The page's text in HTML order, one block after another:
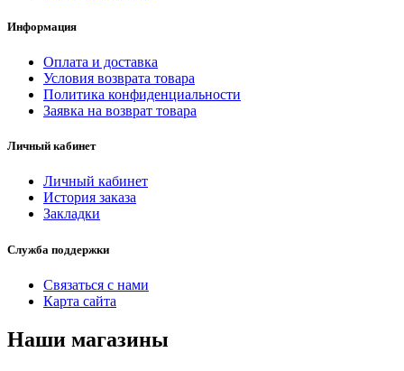
Информация
Оплата и доставка
Условия возврата товара
Политика конфиденциальности
Заявка на возврат товара
Личный кабинет
Личный кабинет
История заказа
Закладки
Служба поддержки
Связаться с нами
Карта сайта
Наши магазины